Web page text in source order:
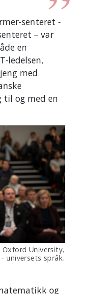
senteret -
– var
en
ledelsen,
med
til og med en
University,
universets språk.
og